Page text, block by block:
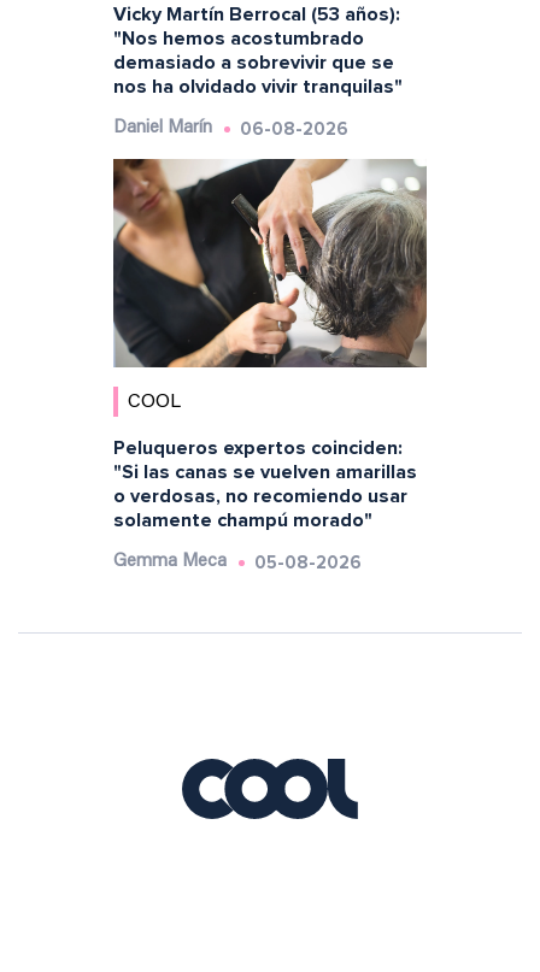
Vicky Martín Berrocal (53 años):
"Nos hemos acostumbrado
demasiado a sobrevivir que se
nos ha olvidado vivir tranquilas"
Daniel Marín 06-08-2026
COOL
Peluqueros expertos coinciden:
"Si las canas se vuelven amarillas
o verdosas, no recomiendo usar
solamente champú morado"
Gemma Meca 05-08-2026